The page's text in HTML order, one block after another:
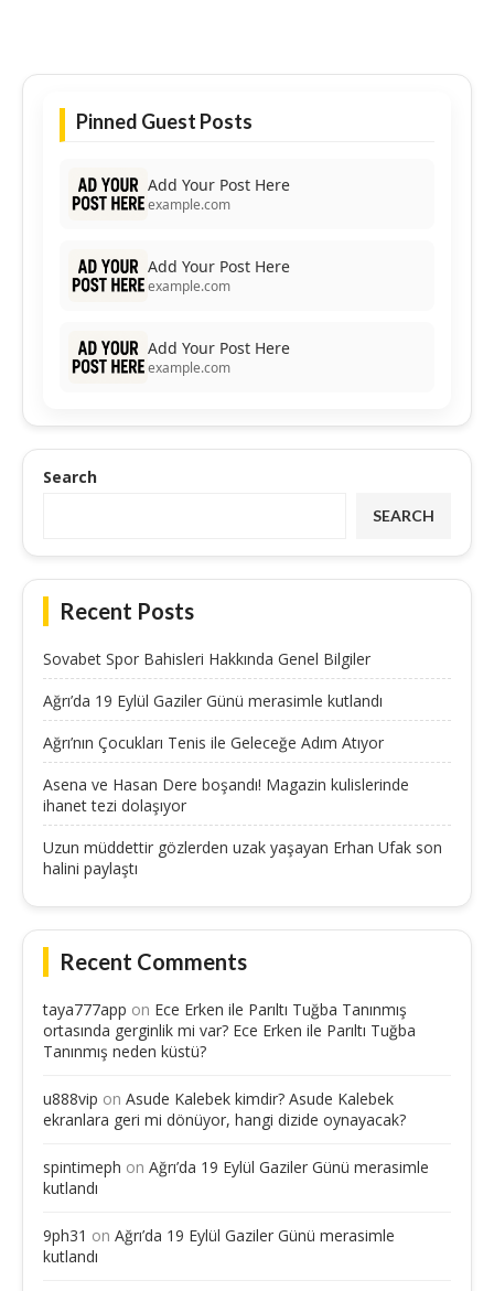
Pinned Guest Posts
Add Your Post Here
example.com
Add Your Post Here
example.com
Add Your Post Here
example.com
Search
SEARCH
Recent Posts
Sovabet Spor Bahisleri Hakkında Genel Bilgiler
Ağrı’da 19 Eylül Gaziler Günü merasimle kutlandı
Ağrı’nın Çocukları Tenis ile Geleceğe Adım Atıyor
Asena ve Hasan Dere boşandı! Magazin kulislerinde
ihanet tezi dolaşıyor
Uzun müddettir gözlerden uzak yaşayan Erhan Ufak son
halini paylaştı
Recent Comments
taya777app on Ece Erken ile Parıltı Tuğba Tanınmış
ortasında gerginlik mi var? Ece Erken ile Parıltı Tuğba
Tanınmış neden küstü?
u888vip on Asude Kalebek kimdir? Asude Kalebek
ekranlara geri mi dönüyor, hangi dizide oynayacak?
spintimeph on Ağrı’da 19 Eylül Gaziler Günü merasimle
kutlandı
9ph31 on Ağrı’da 19 Eylül Gaziler Günü merasimle
kutlandı